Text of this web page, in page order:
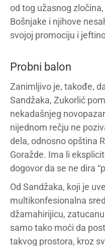
od tog užasnog
Bošnjake i njihove
svojoj promociju i
Probni balon
Zanimljivo je, takođe,
Sandžaka, Zukorlić
nekadašnjeg
nijednom rečju ne
dela, odnosno opština
Goražde. Ima li
dogovor da se ne dira
Od Sandžaka, koji je
multikonfesionalna
džamahirijicu,
samo tako moći da
takvog prostora, kroz